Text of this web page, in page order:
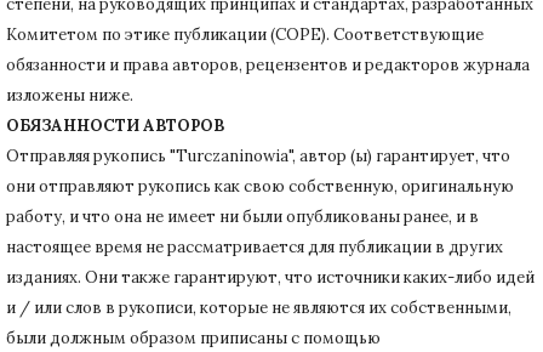
Комитетом по этике публикации (COPE). Соответствующие
обязанности и права авторов, рецензентов и редакторов журнала
изложены ниже.
ОБЯЗАННОСТИ АВТОРОВ
Отправляя рукопись "Turczaninowia", автор (ы) гарантирует, что
они отправляют рукопись как свою собственную, оригинальную
работу, и что она не имеет ни были опубликованы ранее, и в
настоящее время не рассматривается для публикации в других
изданиях. Они также гарантируют, что источники каких-либо идей
и / или слов в рукописи, которые не являются их собственными,
были должным образом приписаны с помощью